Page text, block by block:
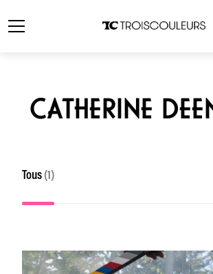
CATHERINE
Tous (1)